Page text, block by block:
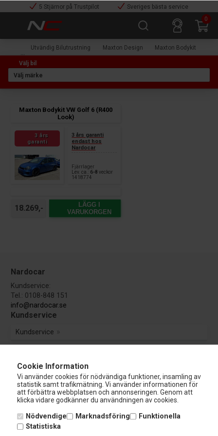
Cookie Information
Vi använder cookies för nödvändiga funktioner, insamling av
statistik samt trafikmätning. Vi använder informationen för
att förbättra webbplatsen och annonseringen. Genom att
klicka vidare godkänner du användningen av cookies.
Nödvendige Marknadsföring
Funktionella
Statistiska
5 Stjärnor på Trustpilot
Sveriges bästa service
0
Utvändig Bilutrustning Maxton Design Maxton Bodykit
Maxton Bodykit VW Golf 6 (R400
Look)
3 års
garanti
3 års garanti
endast hos
Nardocar
Fjärrlager
Lev. ca.: 6-8 veckor
1418774
18.269,-
LÄGG I
VARUKORGEN
Nardocar
Kundservice:
Tel.: 0108-848 151
info@nardocar.se
Kundservice
Kundservice
Guider & Manualer
TÜV Godkännande
Utförsäljning